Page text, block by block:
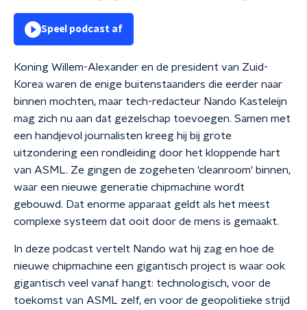
Speel podcast af
Koning Willem-Alexander en de president van Zuid-
Korea waren de enige buitenstaanders die eerder naar
binnen mochten, maar tech-redacteur Nando Kasteleijn
mag zich nu aan dat gezelschap toevoegen. Samen met
een handjevol journalisten kreeg hij bij grote
uitzondering een rondleiding door het kloppende hart
van ASML. Ze gingen de zogeheten 'cleanroom' binnen,
waar een nieuwe generatie chipmachine wordt
gebouwd. Dat enorme apparaat geldt als het meest
complexe systeem dat ooit door de mens is gemaakt.
In deze podcast vertelt Nando wat hij zag en hoe de
nieuwe chipmachine een gigantisch project is waar ook
gigantisch veel vanaf hangt: technologisch, voor de
toekomst van ASML zelf, en voor de geopolitieke strijd